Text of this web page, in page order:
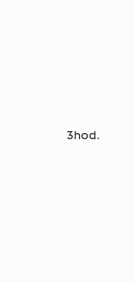
3hod.